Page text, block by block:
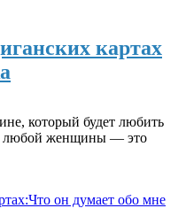
картах
который будет любить
любой женщины — это
он думает обо мне